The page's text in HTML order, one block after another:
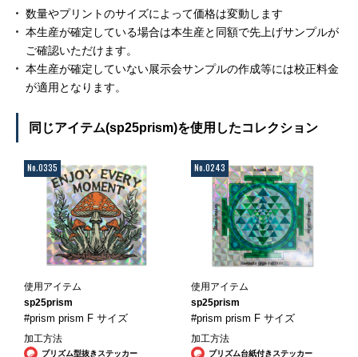
数量やプリントのサイズによって価格は変動します
本生産が確定している場合は本生産と同額で先上げサンプルが
ご確認いただけます。
本生産が確定していない展示会サンプルの作成等には校正料金
が適用となります。
同じアイテム(sp25prism)を使用したコレクション
No.0335
使用アイテム
sp25prism
#prism prism F サイズ
加工方法
プリズム型抜きステッカー
No.0243
使用アイテム
sp25prism
#prism prism F サイズ
加工方法
プリズム台紙付きステッカー